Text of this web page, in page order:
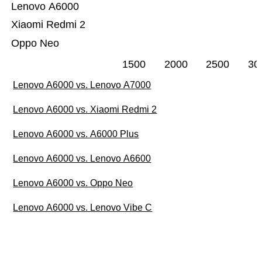
Oppo Neo
Xiaomi Redmi 2
Lenovo A6000
1500 2000 2500
Lenovo A6000 vs. Lenovo A7000
Lenovo A6000 vs. Xiaomi Redmi 2
Lenovo A6000 vs. A6000 Plus
Lenovo A6000 vs. Lenovo A6600
Lenovo A6000 vs. Oppo Neo
Lenovo A6000 vs. Lenovo Vibe C